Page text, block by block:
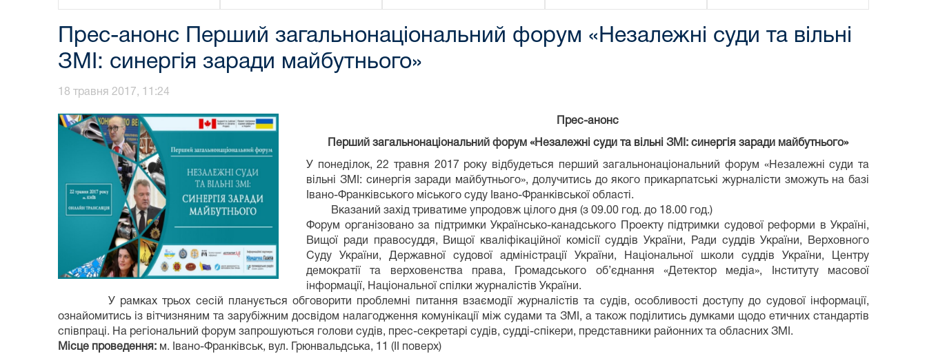
Прес-анонс Перший загальнонаціональний форум «Незалежні суди та вільні
ЗМІ: синергія заради майбутнього»
18 травня 2017, 11:24
Прес-анонс
Перший загальнонаціональний форум «Незалежні суди та вільні ЗМІ: синергія заради майбутнього»
У понеділок, 22 травня 2017 року відбудеться перший загальнонаціональний форум «Незалежні суди та
вільні ЗМІ: синергія заради майбутнього», долучитись до якого прикарпатські журналісти зможуть на базі
Івано-Франківського міського суду Івано-Франківської області.
Вказаний захід триватиме упродовж цілого дня (з 09.00 год. до 18.00 год.)
Форум організовано за підтримки Українсько-канадського Проекту підтримки судової реформи в Україні,
Вищої ради правосуддя, Вищої кваліфікаційної комісії суддів України, Ради суддів України, Верховного
Суду України, Державної судової адміністрації України, Національної школи суддів України, Центру
демократії та верховенства права, Громадського об’єднання «Детектор медіа», Інституту масової
інформації, Національної спілки журналістів України.
У рамках трьох сесій планується обговорити проблемні питання взаємодії журналістів та судів, особливості доступу до судової інформації,
ознайомитись із вітчизняним та зарубіжним досвідом налагодження комунікації між судами та ЗМІ, а також поділитись думками щодо етичних стандартів
співпраці. На регіональний форум запрошуються голови судів, прес-секретарі судів, судді-спікери, представники районних та обласних ЗМІ.
Місце проведення: м. Івано-Франківськ, вул. Грюнвальдська, 11 (ІІ поверх)